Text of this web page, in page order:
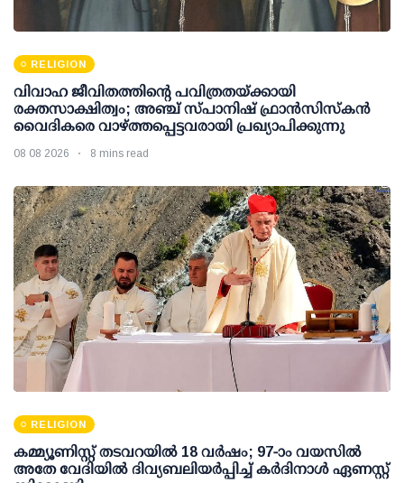
RELIGION
വിവാഹ ജീവിതത്തിന്റെ പവിത്രതയ്ക്കായി
രക്തസാക്ഷിത്വം; അഞ്ച് സ്പാനിഷ് ഫ്രാന്‍സിസ്‌കന്‍
വൈദികരെ വാഴ്ത്തപ്പെട്ടവരായി പ്രഖ്യാപിക്കുന്നു
08 08 2026 8 mins read
RELIGION
കമ്മ്യൂണിസ്റ്റ് തടവറയില്‍ 18 വര്‍ഷം; 97-ാം വയസില്‍
അതേ വേദിയില്‍ ദിവ്യബലിയര്‍പ്പിച്ച് കര്‍ദിനാള്‍ ഏണസ്റ്റ്